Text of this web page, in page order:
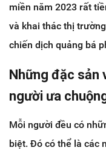
miền năm 2023 rất
và khai thác thị
chiến dịch quảng bá
Những đặc sản
người ưa
Mỗi người đều có
biệt. Đó có thể là các